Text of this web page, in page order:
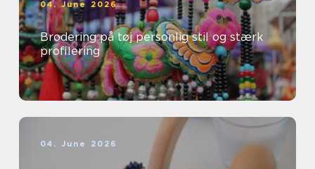
04. June 2026
Brodering på tøj personlig stil og stærk
profilering
04. June 2026